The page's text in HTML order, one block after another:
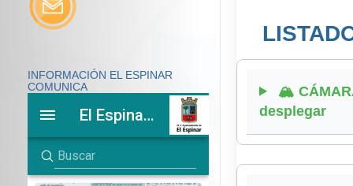
🏔️
desplegar
INFORMACIÓN EL ESPINAR
COMUNICA